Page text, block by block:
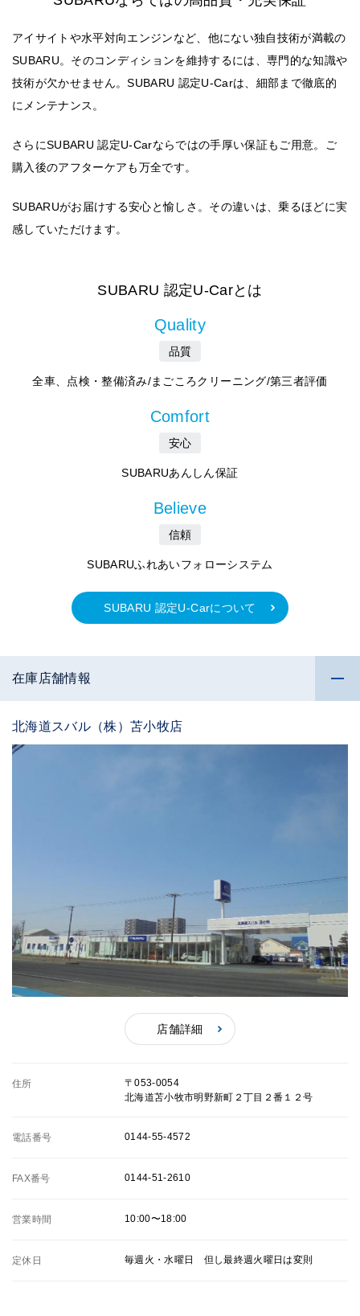
アイサイトや水平対向エンジンなど、他にない独自技術が満載の
SUBARU。そのコンディションを維持するには、専門的な知識や
技術が欠かせません。SUBARU 認定U-Carは、細部まで徹底的
にメンテナンス。
さらにSUBARU 認定U-Carならではの手厚い保証もご用意。ご
購入後のアフターケアも万全です。
SUBARUがお届けする安心と愉しさ。その違いは、乗るほどに実
感していただけます。
SUBARU 認定U-Carとは
Quality
品質
全車、点検・整備済み/まごころクリーニング/第三者評価
Comfort
安心
SUBARUあんしん保証
Believe
信頼
SUBARUふれあいフォローシステム
SUBARU 認定U-Carについて
在庫店舗情報
北海道スバル（株）苫小牧店
店舗詳細
住所
〒053-0054
北海道苫小牧市明野新町２丁目２番１２号
電話番号 0144-55-4572
FAX番号 0144-51-2610
営業時間 10:00〜18:00
定休日 毎週火・水曜日 但し最終週火曜日は変則